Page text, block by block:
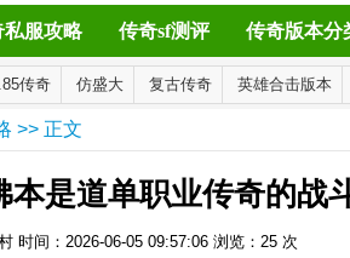
私服攻略 传奇sf测评 传奇版本分
传奇 仿盛大 复古传奇 英雄合击版本
>> 正文
是道单职业传奇的战
时间：2026-06-05 09:57:06浏览： 25次